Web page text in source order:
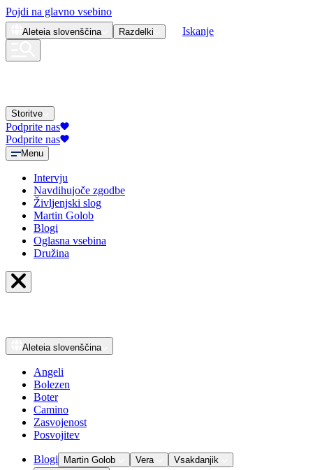
Pojdi na glavno vsebino
Aleteia slovenščina Razdelki Iskanje
Storitve
Podprite nas
Podprite nas
Menu
Intervju
Navdihujoče zgodbe
Življenjski slog
Martin Golob
Blogi
Oglasna vsebina
Družina
Aleteia slovenščina
Angeli
Bolezen
Boter
Camino
Zasvojenost
Posvojitev
Blogi Martin Golob Vera
Vsakdanjik